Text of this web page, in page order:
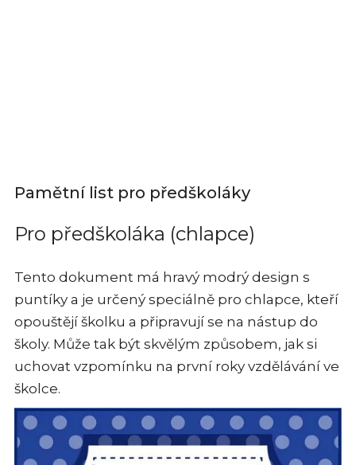
Pamětní list pro předškoláky
Pro předškoláka (chlapce)
Tento dokument má hravý modrý design s
puntíky a je určený speciálně pro chlapce, kteří
opouštějí školku a připravují se na nástup do
školy. Může tak být skvělým způsobem, jak si
uchovat vzpomínku na první roky vzdělávání ve
školce.